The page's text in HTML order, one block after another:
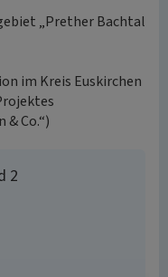
„Prether Bachtal
im Kreis Euskirchen
Co.“)
2